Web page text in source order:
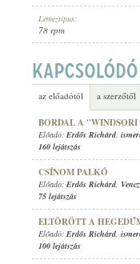
ERDŐS RICHÁRD
Lemeztípus:
78 rpm
az előadótól a szerzőtől
BORDAL A
Előadó: Erdős Richárd,
160 lejátszás
CSÍNOM PALKÓ
Előadó: Erdős Richárd,
75 lejátszás
ELTÖRÖTT A
Előadó: Erdős Richárd,
100 lejátszás